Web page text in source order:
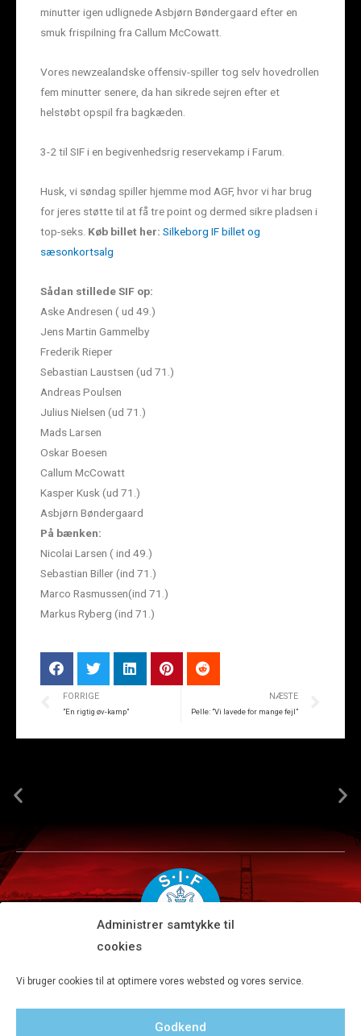
Administrer samtykke til
cookies
Vi bruger cookies til at optimere vores websted og vores service.
Godkend
minutter igen udlignede Asbjørn Bøndergaard efter en
smuk frispilning fra Callum McCowatt.
Vores newzealandske offensiv-spiller tog selv hovedrollen
fem minutter senere, da han sikrede sejren efter et
helstøbt opspil fra bagkæden.
3-2 til SIF i en begivenhedsrig reservekamp i Farum.
Husk, vi søndag spiller hjemme mod AGF, hvor vi har brug
for jeres støtte til at få tre point og dermed sikre pladsen i
top-seks. Køb billet her: Silkeborg IF billet og
sæsonkortsalg
Sådan stillede SIF op:
Aske Andresen ( ud 49.)
Jens Martin Gammelby
Frederik Rieper
Sebastian Laustsen (ud 71.)
Andreas Poulsen
Julius Nielsen (ud 71.)
Mads Larsen
Oskar Boesen
Callum McCowatt
Kasper Kusk (ud 71.)
Asbjørn Bøndergaard
På bænken:
Nicolai Larsen ( ind 49.)
Sebastian Biller (ind 71.)
Marco Rasmussen(ind 71.)
Markus Ryberg (ind 71.)
FORRIGE
”En rigtig øv-kamp”
NÆSTE
Pelle: ”Vi lavede for mange fejl”
Tlf 8680 4477 · Fax 8680 4647 · Kontortid man-fre kl. 9-15